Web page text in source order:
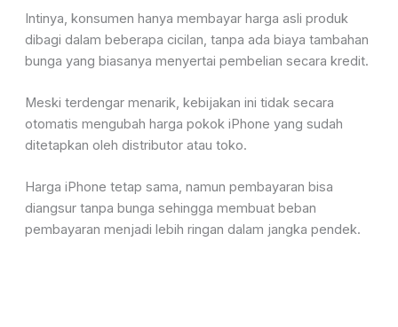
Intinya, konsumen hanya membayar harga asli produk
dibagi dalam beberapa cicilan, tanpa ada biaya tambahan
bunga yang biasanya menyertai pembelian secara kredit.
Meski terdengar menarik, kebijakan ini tidak secara
otomatis mengubah harga pokok iPhone yang sudah
ditetapkan oleh distributor atau toko.
Harga iPhone tetap sama, namun pembayaran bisa
diangsur tanpa bunga sehingga membuat beban
pembayaran menjadi lebih ringan dalam jangka pendek.